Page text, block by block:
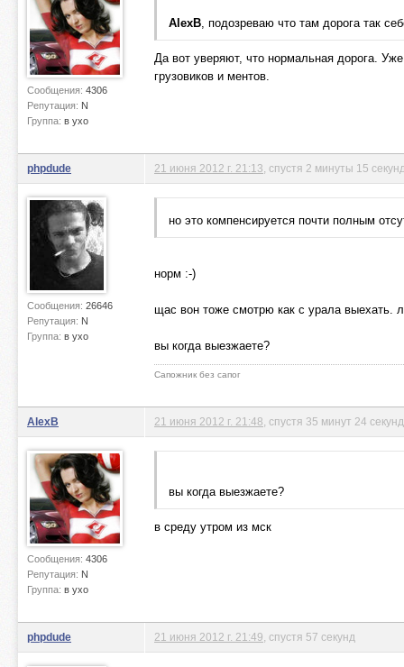
Сообщения: 4306
Репутация: N
Группа: в ухо
AlexB, подозреваю что там дорога так
Да вот уверяют, что нормальная дорога.
грузовиков и ментов.
phpdude
Сообщения: 26646
Репутация: N
Группа: в ухо
21 июня 2012 г. 21:13 , спустя 2 минуты 15
но это компенсируется почти полным
норм :-)
щас вон тоже смотрю как с урала выехать.
вы когда выезжаете?
Сапожник без сапог
AlexB
Сообщения: 4306
Репутация: N
Группа: в ухо
21 июня 2012 г. 21:48 , спустя 35 минут 24
вы когда выезжаете?
в среду утром из мск
phpdude 21 июня 2012 г. 21:49 , спустя 57 секунд